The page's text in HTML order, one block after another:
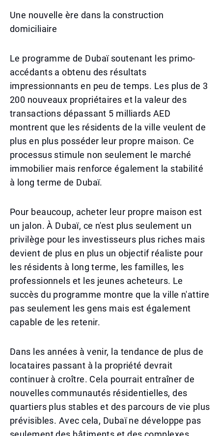
Une nouvelle ère dans la construction
domiciliaire
Le programme de Dubaï soutenant les primo-
accédants a obtenu des résultats
impressionnants en peu de temps. Les plus de 3
200 nouveaux propriétaires et la valeur des
transactions dépassant 5 milliards AED
montrent que les résidents de la ville veulent de
plus en plus posséder leur propre maison. Ce
processus stimule non seulement le marché
immobilier mais renforce également la stabilité
à long terme de Dubaï.
Pour beaucoup, acheter leur propre maison est
un jalon. À Dubaï, ce n'est plus seulement un
privilège pour les investisseurs plus riches mais
devient de plus en plus un objectif réaliste pour
les résidents à long terme, les familles, les
professionnels et les jeunes acheteurs. Le
succès du programme montre que la ville n'attire
pas seulement les gens mais est également
capable de les retenir.
Dans les années à venir, la tendance de plus de
locataires passant à la propriété devrait
continuer à croître. Cela pourrait entraîner de
nouvelles communautés résidentielles, des
quartiers plus stables et des parcours de vie plus
prévisibles. Avec cela, Dubaï ne développe pas